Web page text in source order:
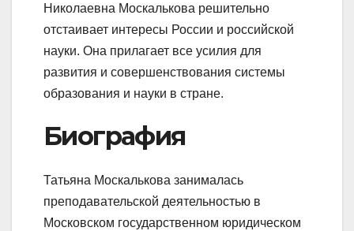
Николаевна Москалькова решительно
отстаивает интересы России и российской
науки. Она прилагает все усилия для
развития и совершенствования системы
образования и науки в стране.
Биография
Татьяна Москалькова занималась
преподавательской деятельностью в
Московском государственном юридическом